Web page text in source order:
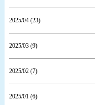
2025/04 (23)
2025/03 (9)
2025/02 (7)
2025/01 (6)